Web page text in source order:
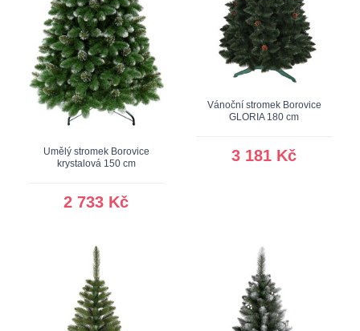
Umělý stromek Borovice
krystalová 150 cm
2 733 Kč
Vánoční stromek Borovice
GLORIA 180 cm
3 181 Kč